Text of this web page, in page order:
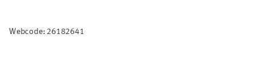
Webcode: 26182641